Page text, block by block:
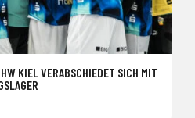
KIEL VERABSCHIEDET SICH MIT